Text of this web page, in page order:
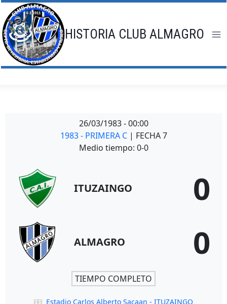
Saltar
al
contenido
HISTORIA CLUB ALMAGRO
26/03/1983 - 00:00
1983 - PRIMERA C | FECHA 7
Medio tiempo: 0-0
ITUZAINGO 0
ALMAGRO 0
TIEMPO COMPLETO
Estadio Carlos Alberto Sacaan - ITUZAINGO